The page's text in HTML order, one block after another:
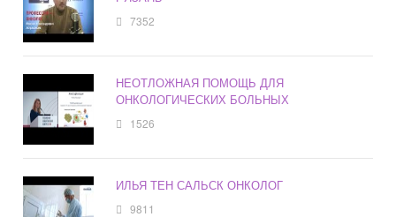
7352
НЕОТЛОЖНАЯ ПОМОЩЬ ДЛЯ
ОНКОЛОГИЧЕСКИХ БОЛЬНЫХ
1526
ИЛЬЯ ТЕН САЛЬСК ОНКОЛОГ
9811